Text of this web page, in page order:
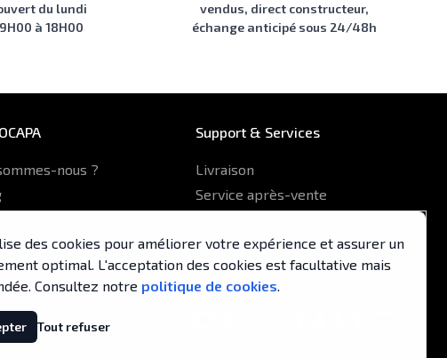
du lundi
à 18H00
vendus, direct constructeur,
échange anticipé sous 24/48h
nous ?
Eurocapa
Support & Services
Livraison
Service après-vente
des cookies pour améliorer votre expérience et assurer un
optimal. L'acceptation des cookies est facultative mais
Consultez notre politique de cookies.
Tout refuser